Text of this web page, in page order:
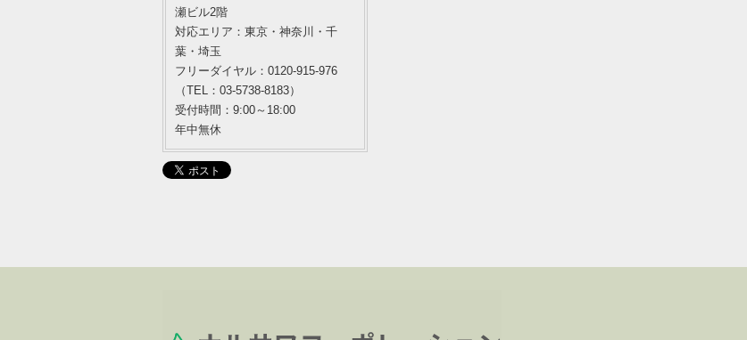
瀬ビル2階
対応エリア：東京・神奈川・千
葉・埼玉
フリーダイヤル：0120-915-976
（TEL：03-5738-8183）
受付時間：9:00～18:00
年中無休